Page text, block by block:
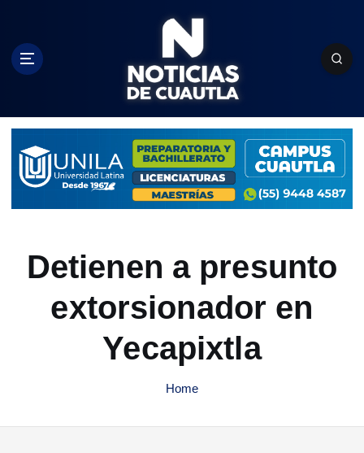
c
Detienen a presunto
extorsionador en
Yecapixtla
Home